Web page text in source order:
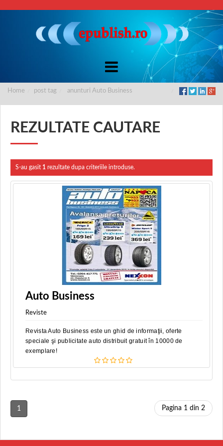
Home post tag anunturi Auto Business
REZULTATE CAUTARE
S-au gasit 1 rezultate dupa criteriile introduse.
Auto Business
Reviste
Revista Auto Business este un ghid de informaţii, oferte
speciale şi publicitate auto distribuit gratuit în 10000 de
exemplare!
1 Pagina 1 din 2